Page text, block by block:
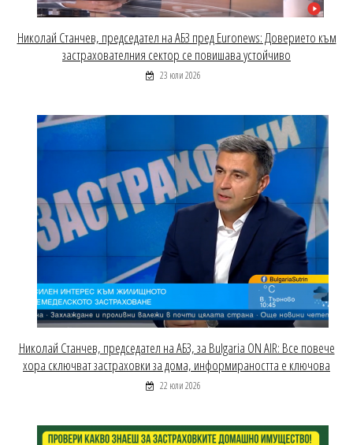
Николай Станчев, председател на АБЗ пред Euronews: Доверието към
застрахователния сектор се повишава устойчиво
23 юли 2026
Николай Станчев, председател на АБЗ, за Bulgaria ON AIR: Все повече
хора сключват застраховки за дома, информираността е ключова
22 юли 2026